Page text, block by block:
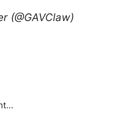
(@GAVClaw)